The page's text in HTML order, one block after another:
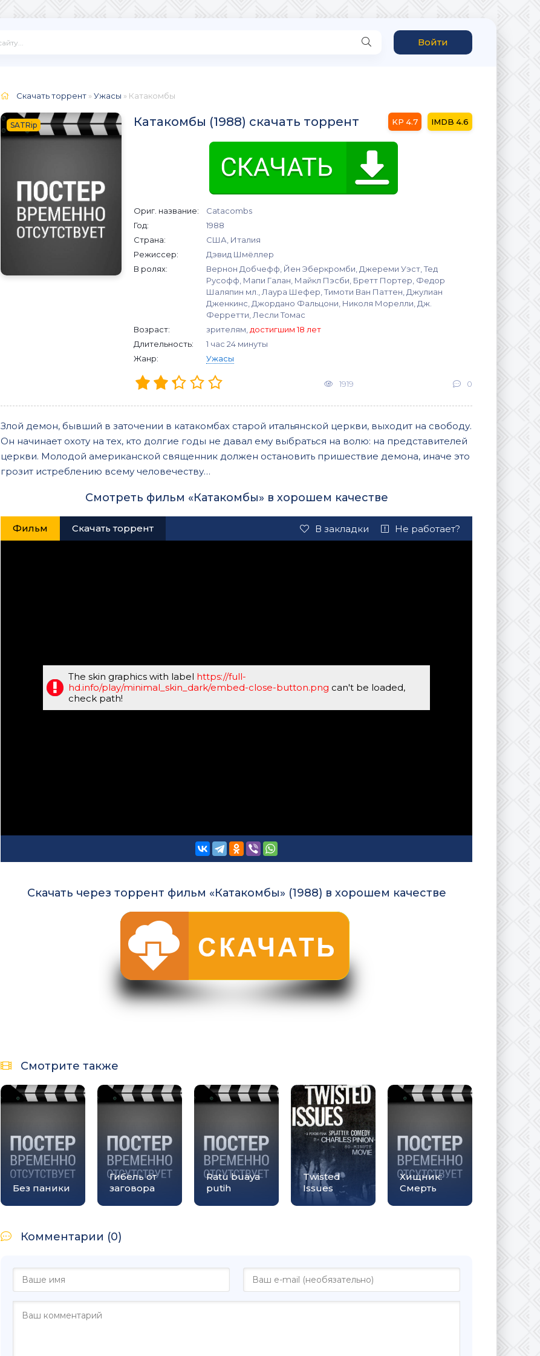
Войти
Скачать торрент »Ужасы » Катакомбы
SATRip Катакомбы (1988) скачать торрент 4.7 4.6
Ориг. название:
Catacombs
Год:
1988
Страна:
США, Италия
Режиссер:
Дэвид Шмёллер
В ролях:
Вернон Добчефф, Йен Эберкромби, Джереми Уэст, Тед
Русофф, Мапи Галан, Майкл Пэсби, Бретт Портер, Федор
Шаляпин мл., Лаура Шефер, Тимоти Ван Паттен, Джулиан
Дженкинс, Джордано Фальцони, Николя Морелли, Дж.
Ферретти, Лесли Томас
Возраст:
зрителям, достигшим 18 лет
Длительность:
1 час 24 минуты
Жанр:
Ужасы
1919 0
Злой демон, бывший в заточении в катакомбах старой итальянской церкви, выходит на свободу.
Он начинает охоту на тех, кто долгие годы не давал ему выбраться на волю: на представителей
церкви. Молодой американской священник должен остановить пришествие демона, иначе это
грозит истреблению всему человечеству…
Смотреть фильм «Катакомбы» в хорошем качестве
Фильм Скачать торрент В закладки Не работает?
The skin graphics with label https://full-
hd.info/play/minimal_skin_dark/embed-close-button.png can't be loaded,
check path!
Скачать через торрент фильм «Катакомбы» (1988) в хорошем качестве
Смотрите также
Без паники
Гибель от
заговора
Ratu buaya
putih
Twisted
Issues
Хищник:
Смерть
Комментарии (0)